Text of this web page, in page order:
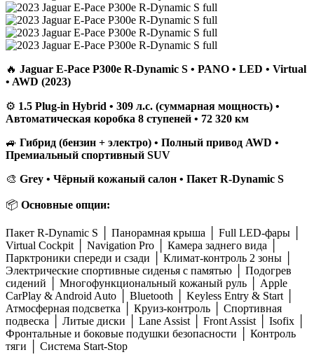
🔥 Jaguar E-Pace P300e R-Dynamic S • PANO • LED • Virtual
• AWD (2023)
⚙️ 1.5 Plug-in Hybrid • 309 л.с. (суммарная мощность) •
Автоматическая коробка 8 ступеней • 72 320 км
🚙 Гибрид (бензин + электро) • Полный привод AWD •
Премиальный спортивный SUV
🎨 Grey • Чёрный кожаный салон • Пакет R-Dynamic S
📦 Основные опции:
Пакет R-Dynamic S │ Панорамная крыша │ Full LED-фары │
Virtual Cockpit │ Navigation Pro │ Камера заднего вида │
Парктроники спереди и сзади │ Климат-контроль 2 зоны │
Электрические спортивные сиденья с памятью │ Подогрев
сидений │ Многофункциональный кожаный руль │ Apple
CarPlay & Android Auto │ Bluetooth │ Keyless Entry & Start │
Атмосферная подсветка │ Круиз-контроль │ Спортивная
подвеска │ Литые диски │ Lane Assist │ Front Assist │ Isofix │
Фронтальные и боковые подушки безопасности │ Контроль
тяги │ Система Start-Stop